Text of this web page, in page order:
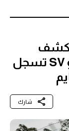
الرسمي: لامبورغيني ريفويلتو SV تسجل
شارك